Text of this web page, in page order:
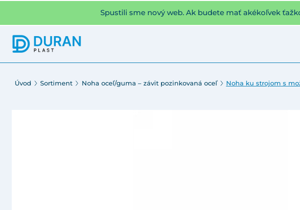
Spustili sme nový web. Ak budete mať akékoľvek
Úvod Sortiment Noha oceľ/guma – závit pozinkovaná oceľ Noha ku strojom s